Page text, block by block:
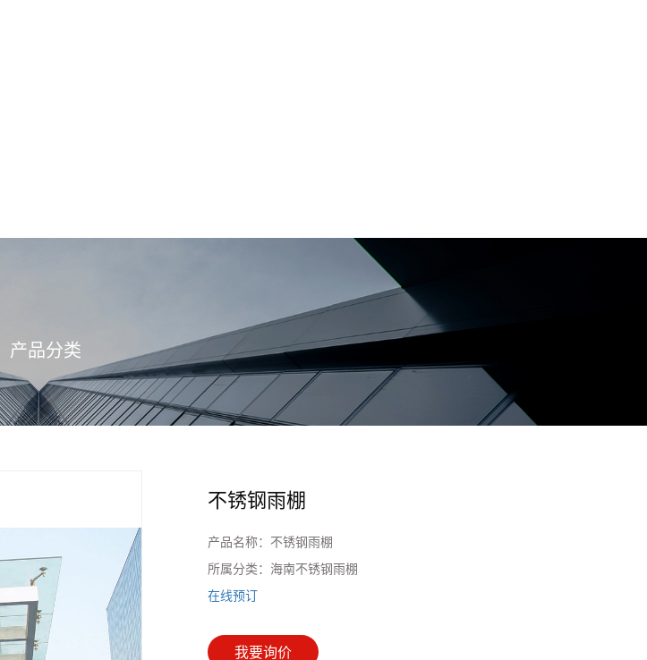
产品分类
不锈钢雨棚
产品名称： 不锈钢雨棚
所属分类： 海南不锈钢雨棚
在线预订
我要询价